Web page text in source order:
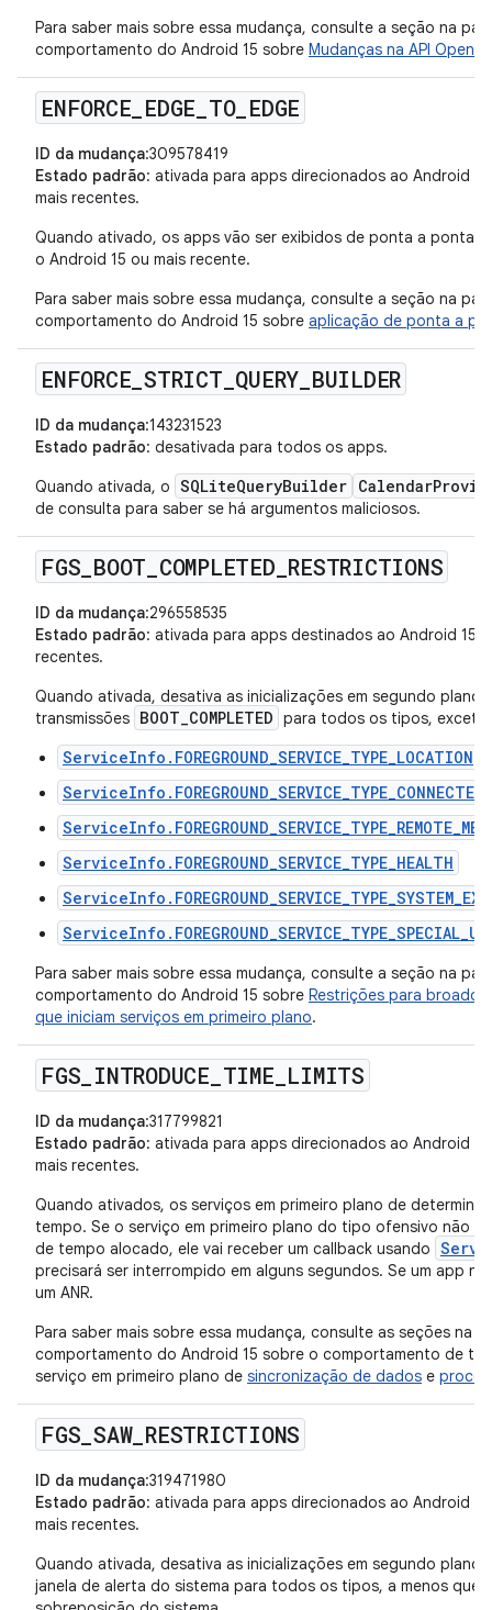
Para saber mais sobre essa mudança, consulte a seção na
comportamento do Android 15 sobre Mudanças na API
ENFORCE EDGE TO_ EDGE
ID da mudança:309578419
Estado padrão: ativada para apps direcionados ao Android
mais recentes.
Quando ativado, os apps vão ser exibidos de ponta a ponta
o Android 15 ou mais recente.
Para saber mais sobre essa mudança, consulte a seção na
comportamento do Android 15 sobre aplicação de ponta a
ENFORCE STRICT QUERY BUILDER
ID da mudança:143231523
Estado padrão: desativada para todos os apps.
Quando ativada, o SQLiteQueryBuilder
de consulta para saber se há argumentos maliciosos.
FGS BOOT COMPLETED RESTRICTIONS
ID da mudança:296558535
Estado padrão: ativada para apps destinados ao Android 15
recentes.
Quando ativada, desativa as inicializações em segundo plano
transmissões BOOT_COMPLETED para todos os tipos, exceto:
ServiceInfo.FOREGROUND_SERVICE_TYPE_LOCATION
ServiceInfo.FOREGROUND_SERVICE_TYPE_HEALTH
Para saber mais sobre essa mudança, consulte a seção na
comportamento do Android 15 sobre Restrições para
que iniciam serviços em primeiro plano.
FGS INTRODUCE TIME LIMITS
ID da mudança:317799821
Estado padrão: ativada para apps direcionados ao Android
mais recentes.
Quando ativados, os serviços em primeiro plano de
tempo. Se o serviço em primeiro plano do tipo ofensivo não
de tempo alocado, ele vai receber um callback usando
precisará ser interrompido em alguns segundos. Se um app
um ANR.
Para saber mais sobre essa mudança, consulte as seções na
comportamento do Android 15 sobre o comportamento de
serviço em primeiro plano de sincronização de dados e
FGS SAW_ RESTRICTIONS
ID da mudança:319471980
Estado padrão: ativada para apps direcionados ao Android
mais recentes.
Quando ativada, desativa as inicializações em segundo plano
janela de alerta do sistema para todos os tipos, a menos que